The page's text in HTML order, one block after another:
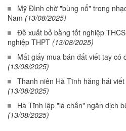
Mỹ Đình chờ "bùng nổ" trong
Nam (13/08/2025)
Đề xuất bỏ bằng tốt nghiệp
nghiệp THPT (13/08/2025)
Mất giấy mua bán đất viết tay có
(13/08/2025)
Thanh niên Hà Tĩnh hăng hái
(13/08/2025)
Hà Tĩnh lập "lá chắn" ngăn dịch
(13/08/2025)